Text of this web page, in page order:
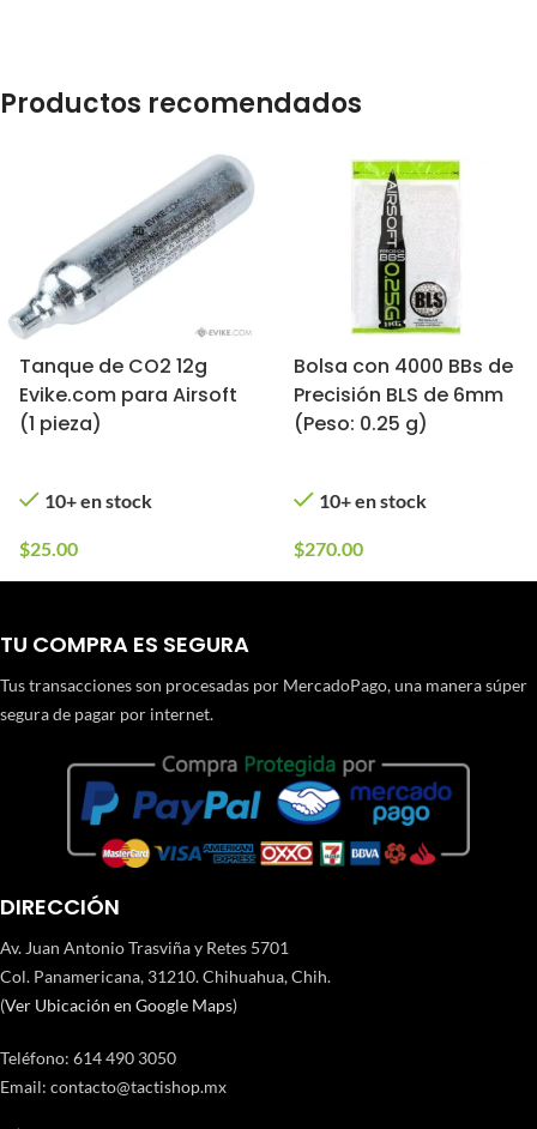
Productos recomendados
Tanque de CO2 12g
Evike.com para Airsoft
(1 pieza)
10+ en stock
$25.00
Bolsa con 4000 BBs de
Precisión BLS de 6mm
(Peso: 0.25 g)
10+ en stock
$270.00
TU COMPRA ES SEGURA
Tus transacciones son procesadas por MercadoPago, una manera súper
segura de pagar por internet.
DIRECCIÓN
Av. Juan Antonio Trasviña y Retes 5701
Col. Panamericana, 31210. Chihuahua, Chih.
(Ver Ubicación en Google Maps)
Teléfono: 614 490 3050
Email: contacto@tactishop.mx